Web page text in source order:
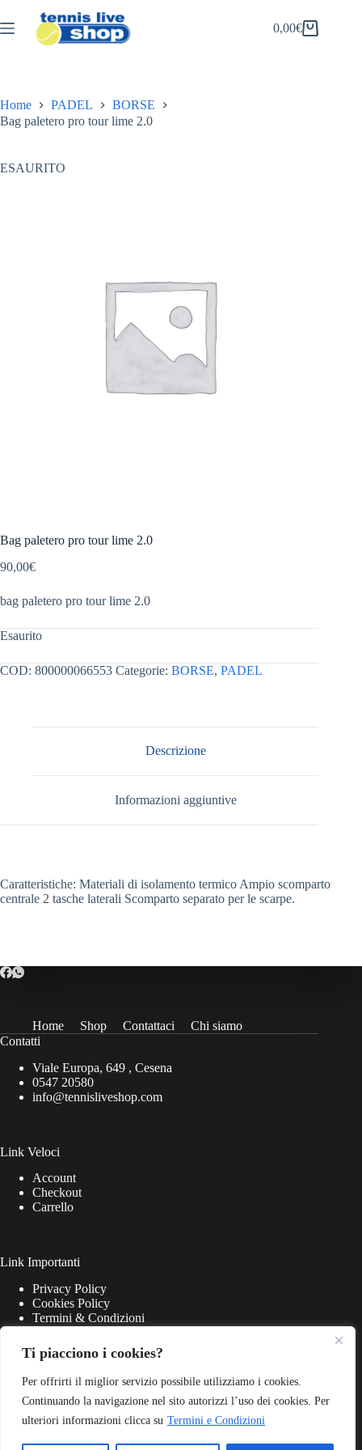
Ti piacciono i cookies?
Per offrirti il miglior servizio possibile utilizziamo i cookies.
Continuando la navigazione nel sito autorizzi l’uso dei cookies. Per
ulteriori informazioni clicca su Termini e Condizioni
al
contenuto
Carrello
0,00€
Home PADEL
BORSE
Bag paletero pro tour lime 2.0
ESAURITO
Bag paletero pro tour lime 2.0
90,00€
bag paletero pro tour lime 2.0
Esaurito
COD: 800000066553 Categorie: BORSE, PADEL
Descrizione
Informazioni aggiuntive
Caratteristiche: Materiali di isolamento termico Ampio scomparto
centrale 2 tasche laterali Scomparto separato per le scarpe.
Home Shop Contattaci
Chi siamo
Contatti
Viale Europa, 649 , Cesena
0547 20580
info@tennisliveshop.com
Link Veloci
Account
Checkout
Carrello
Link Importanti
Privacy Policy
Cookies Policy
Termini & Condizioni